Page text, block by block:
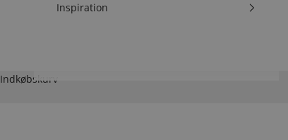
Inspiration
Indkøbskurv